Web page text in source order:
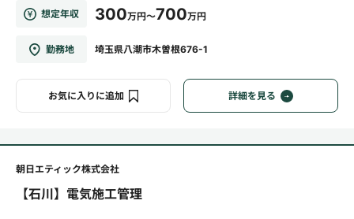
想定年収 300万円～700万円
勤務地 埼玉県八潮市木曽根676-1
お気に入りに追加 詳細を見る
朝日エティック株式会社
【石川】電気施工管理